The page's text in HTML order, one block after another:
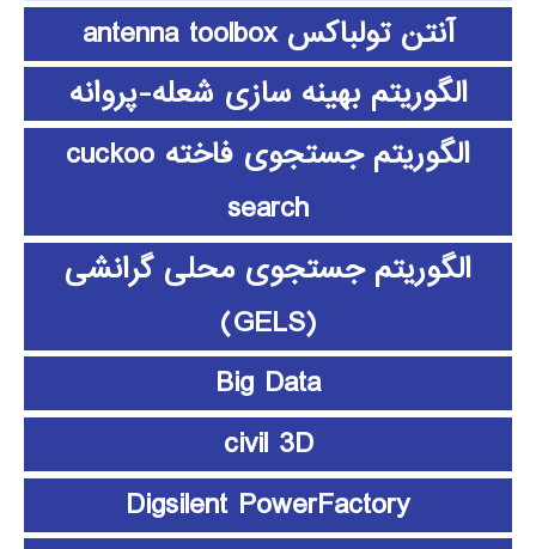
آنتن تولباکس antenna toolbox
الگوریتم بهینه سازی شعله-پروانه
الگوریتم جستجوی فاخته cuckoo
search
الگوریتم جستجوی محلی گرانشی
(GELS)
Big Data
civil 3D
Digsilent PowerFactory